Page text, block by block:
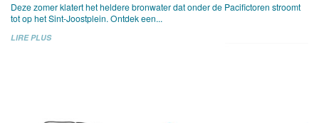
Deze zomer klatert het heldere bronwater dat onder de Pacifictoren stroomt
tot op het Sint-Joostplein. Ontdek een...
LIRE PLUS